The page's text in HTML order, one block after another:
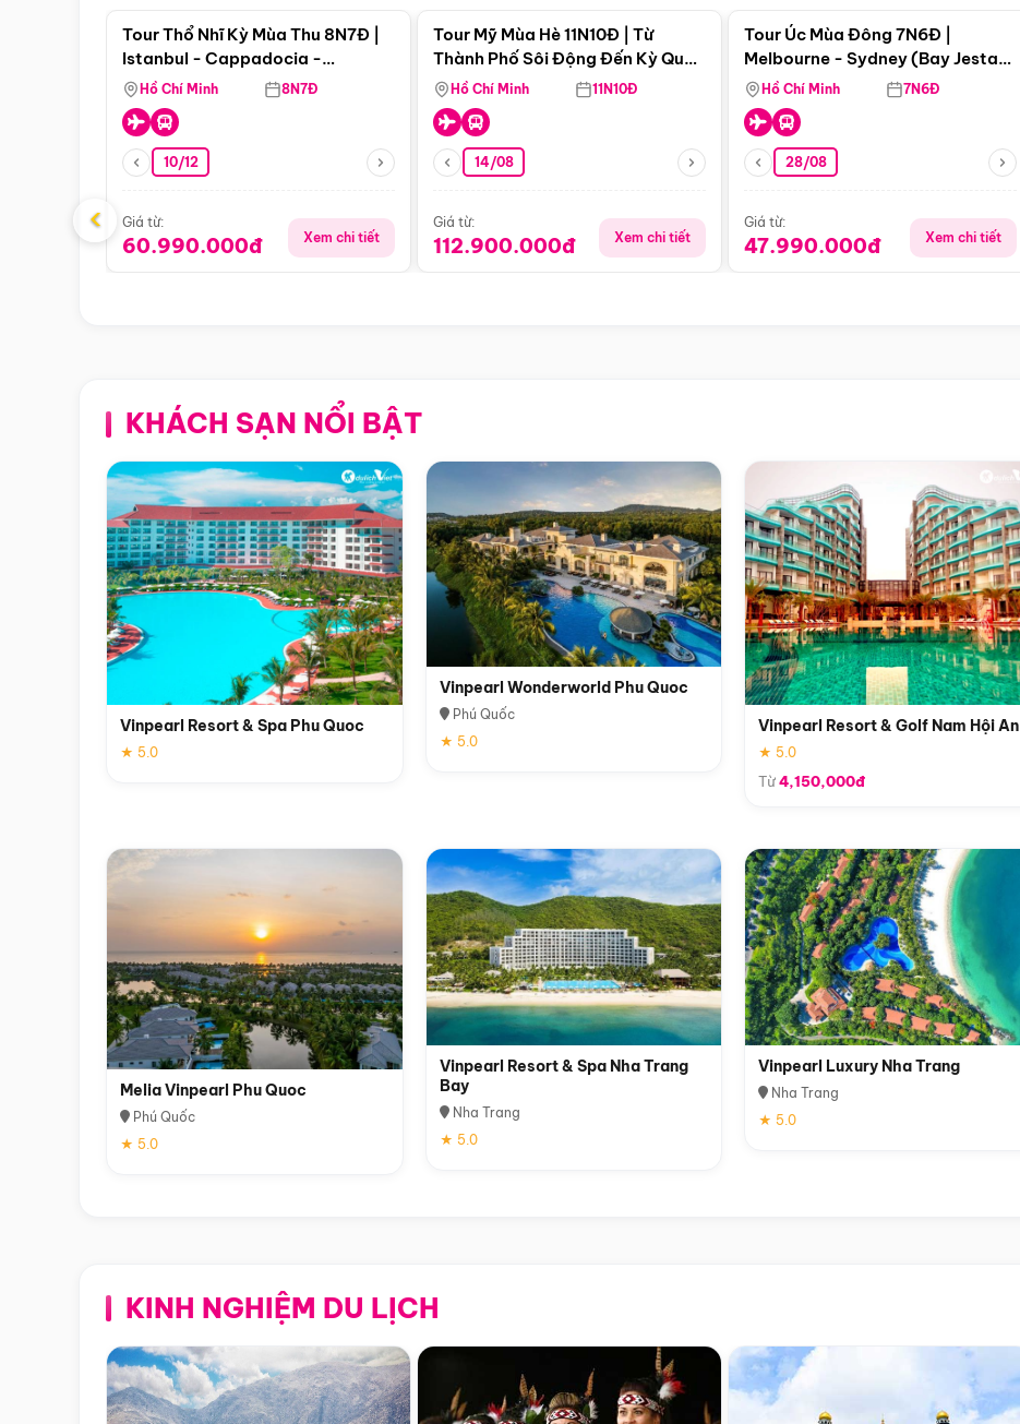
Tour Thổ Nhĩ Kỳ Mùa Thu 8N7Đ |
Istanbul - Cappadocia -
Pamukkale
Hồ Chí Minh 8N7Đ
10/12
Giá từ:
60.990.000đ Xem chi tiết
Tour Mỹ Mùa Hè 11N10Đ | Từ
Thành Phố Sôi Động Đến Kỳ Quan
Thiên Nhiên Mỹ
Hồ Chí Minh 11N10Đ
14/08
Giá từ:
112.900.000đ Xem chi tiết
Tour Úc Mùa Đông 7N6Đ |
Melbourne - Sydney (Bay Jestar
Airways)
Hồ Chí Minh 7N6Đ
28/08
Giá từ:
47.990.000đ Xem chi tiết
‹
KHÁCH SẠN NỔI BẬT
Vinpearl Resort & Spa Phu Quoc
★ 5.0
Vinpearl Wonderworld Phu Quoc
Phú Quốc
★ 5.0
Vinpearl Resort & Golf Nam Hội An
★ 5.0
Từ4,150,000đ
Melia Vinpearl Phu Quoc
Phú Quốc
★ 5.0
Vinpearl Resort & Spa Nha Trang
Bay
Nha Trang
★ 5.0
Vinpearl Luxury Nha Trang
Nha Trang
★ 5.0
KINH NGHIỆM DU LỊCH